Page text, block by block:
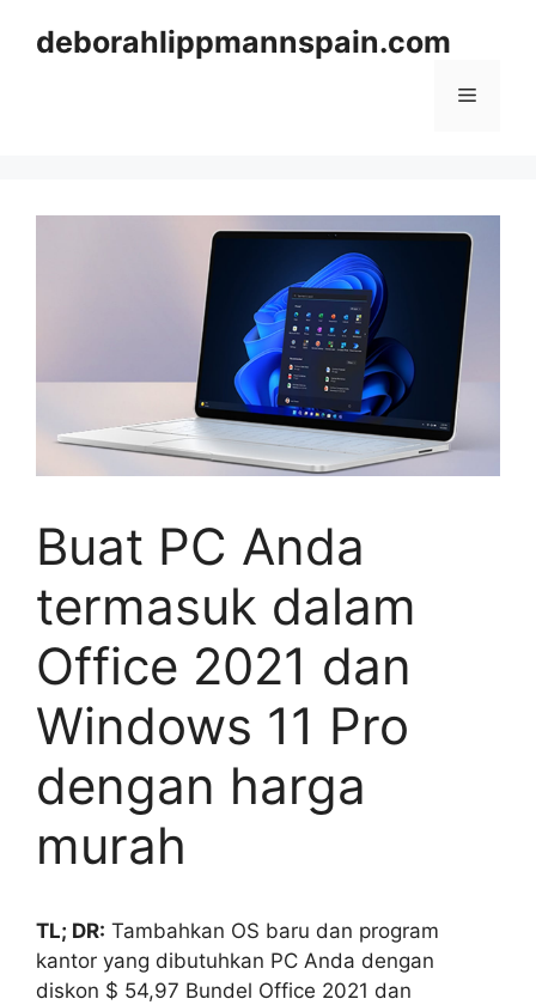
deborahlippmannspain.com
Menu
Buat PC Anda
termasuk dalam
Office 2021 dan
Windows 11 Pro
dengan harga
murah
TL; DR: Tambahkan OS baru dan program
kantor yang dibutuhkan PC Anda dengan
diskon $ 54,97 Bundel Office 2021 dan